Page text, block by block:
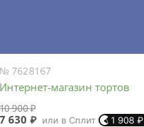
№ 7628167
Интернет-магазин тортов
900 ₽
7 630 ₽ или в Сплит 1 908₽